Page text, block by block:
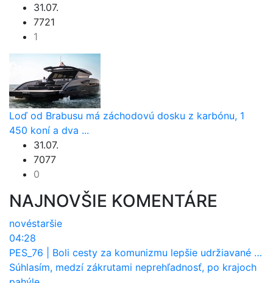
31.07.
7721
1
Loď od Brabusu má záchodovú dosku z karbónu, 1
450 koní a dva ...
31.07.
7077
0
NAJNOVŠIE KOMENTÁRE
novéstaršie
04:28
PES_76
Boli cesty za komunizmu lepšie udržiavané ako dnes?
Súhlasím, medzí zákrutami neprehľadnosť, po krajoch